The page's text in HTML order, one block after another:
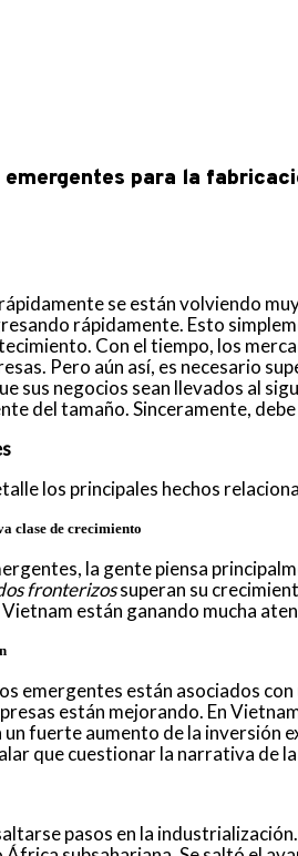
para la
se están volviendo
rápidamente. Esto
Con el tiempo, los
Pero aún así, es necesario
sus negocios sean llevados al
del tamaño. Sinceramente,
los principales hechos
clase de crecimiento
la gente piensa
fronterizossuperan su
están ganando mucha
emergentes están asociados
están mejorando. En
fuerte aumento de la inversión
que cuestionar la narrativa de
pasos en la